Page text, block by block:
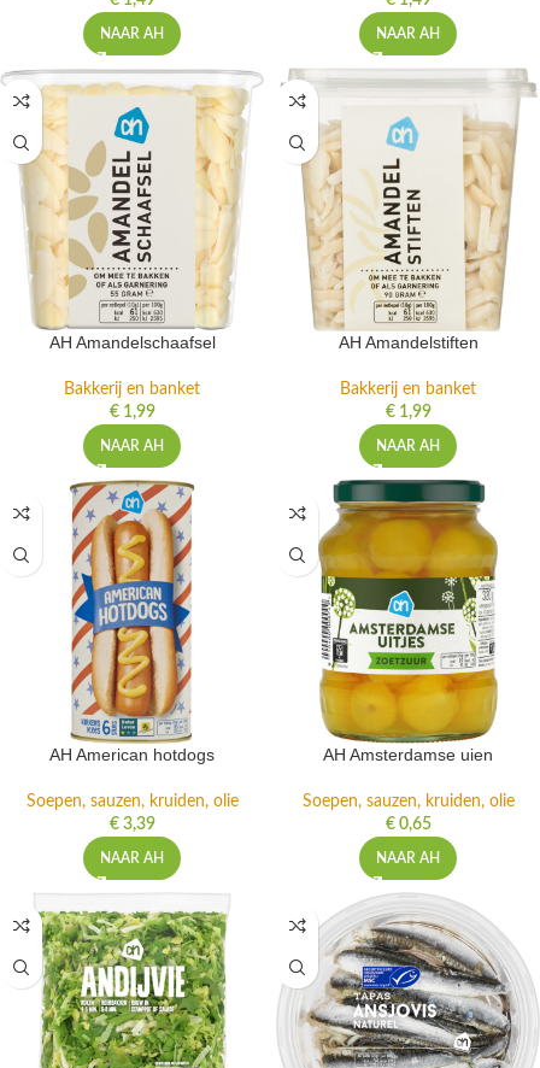
NAAR AH NAAR AH
AH Amandelschaafsel
Bakkerij en banket
€1,99
NAAR AH
AH Amandelstiften
Bakkerij en banket
€1,99
NAAR AH
AH American hotdogs
Soepen, sauzen, kruiden, olie
€3,39
NAAR AH
AH Amsterdamse uien
Soepen, sauzen, kruiden, olie
€0,65
NAAR AH